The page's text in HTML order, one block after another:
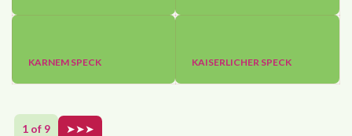
KARNEM SPECK KAISERLICHER SPECK
1 of 9 ➤➤➤